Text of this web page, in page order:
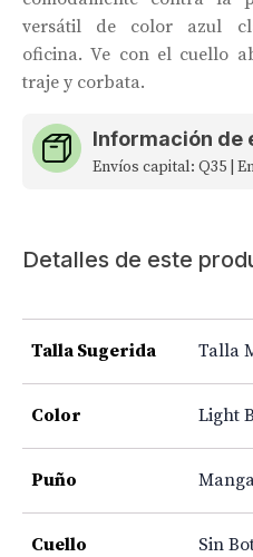
versátil de color azul
oficina. Ve con el cuello
traje y corbata.
Información de
Envíos capital: Q35 |
Detalles de este
Talla Sugerida Talla
Color Light
Puño
Cuello Sin